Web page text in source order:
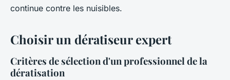
continue contre les nuisibles.
Choisir un dératiseur expert
Critères de sélection d'un professionnel de la
dératisation